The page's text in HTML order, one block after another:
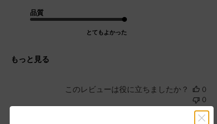
品質
とてもよかった
もっと見る
このレビューは役に立ちましたか？
0
0